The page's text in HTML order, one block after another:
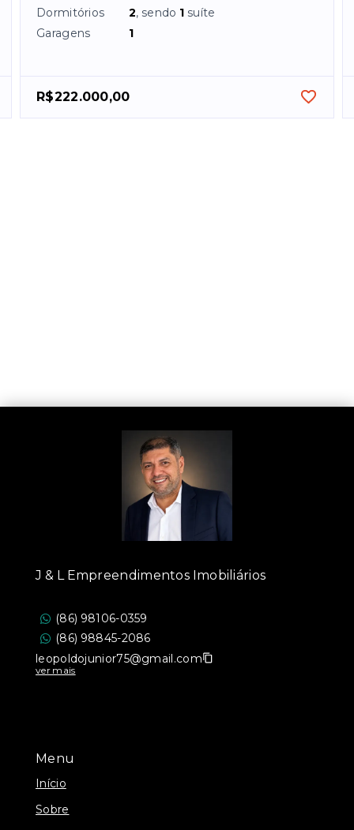
Dormitórios 2, sendo 1 suíte
Garagens
1
R$222.000,00
Menu
Início
Sobre
J & L Empreendimentos Imobiliários
(86) 98106-0359
(86) 98845-2086
leopoldojunior75@gmail.com
ver mais